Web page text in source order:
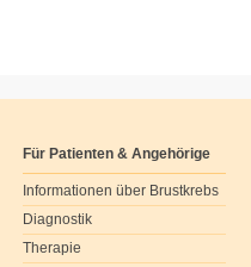
Für Patienten & Angehörige
Informationen über Brustkrebs
Diagnostik
Therapie